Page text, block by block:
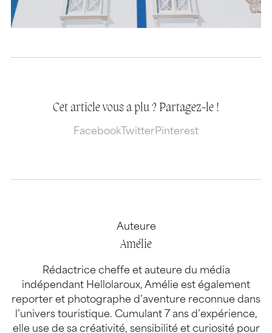
Cet article vous a plu ? Partagez-le !
Facebook TwitterPinterest
Auteure
Amélie
Rédactrice cheffe et auteure du média
indépendant Hellolaroux, Amélie est également
reporter et photographe d’aventure reconnue dans
l’univers touristique. Cumulant 7 ans d’expérience,
elle use de sa créativité, sensibilité et curiosité pour